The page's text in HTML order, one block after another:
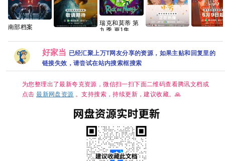
南部档案
更新至完结】
【4K HDR 60
帧】网盘资源
百度 夸克
版【35集全/4K
超清HDR】
【雷佳音、岳云
鹏｜悬疑/传
奇】夸克
瑞克和莫蒂 第
九季 更1集 官
集/4K超清DV
HDR】手慢无
🈲 【王影璐、
治愈】 小芳出
央八黄金档欢喜
开播🥳 带球相
亲，啼笑皆非
活出潇洒💫 婚
姻不是人生的必
选项，幸福才是
集/4K DV
三无千金许
好家当 已经汇聚上万T网友分享的资源，如果主贴和回复里的
链接失效，请尝试在站内搜索框搜索
为您整理出了最新夸克资源，微信扫一扫下面二维码查看腾讯文档或
点击最新网盘资源 。支持搜索，持续更新，建议收藏。🙏